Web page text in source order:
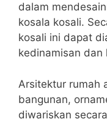
dalam
kosala kosali.
kosali ini dapat
kedinamisan dan
Arsitektur rumah
bangunan,
diwariskan